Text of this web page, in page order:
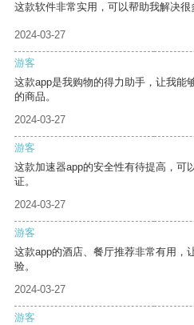
这款软件非常实用，可以帮助我解决很
2024-03-27
游客
这款app是我购物的得力助手，让我能
的商品。
2024-03-27
游客
这款加速器app的安全性有待提高，可
证。
2024-03-27
游客
这款app的酒店、餐厅推荐非常有用，
验。
2024-03-27
游客